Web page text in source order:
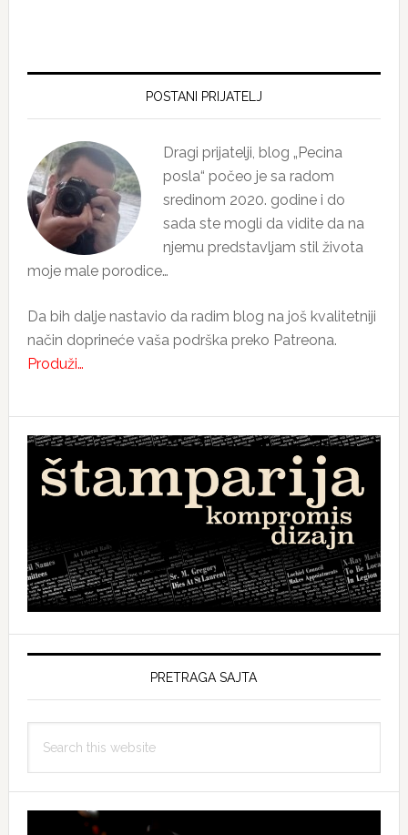
Primary
POSTANI PRIJATELJ
Dragi prijatelji, blog „Pecina
posla“ počeo je sa radom
sredinom 2020. godine i do
sada ste mogli da vidite da na
njemu predstavljam stil života
moje male porodice…
Da bih dalje nastavio da radim blog na još kvalitetniji
način doprineće vaša podrška preko Patreona.
Produži…
PRETRAGA SAJTA
this